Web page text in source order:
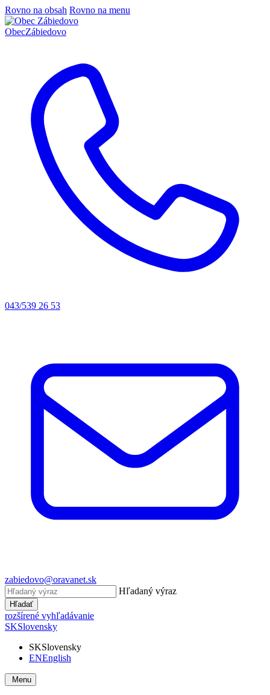
Rovno na obsah Rovno na menu
ObecZábiedovo
043/539 26 53
zabiedovo@oravanet.sk
Hľadaný výraz
Hľadať
rozšírené vyhľadávanie
SKSlovensky
SKSlovensky
ENEnglish
Menu